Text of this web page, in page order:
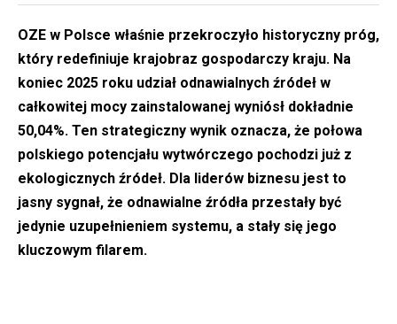
OZE w Polsce właśnie przekroczyło historyczny próg,
który redefiniuje krajobraz gospodarczy kraju. Na
koniec 2025 roku udział odnawialnych źródeł w
całkowitej mocy zainstalowanej wyniósł dokładnie
50,04%. Ten strategiczny wynik oznacza, że połowa
polskiego potencjału wytwórczego pochodzi już z
ekologicznych źródeł. Dla liderów biznesu jest to
jasny sygnał, że odnawialne źródła przestały być
jedynie uzupełnieniem systemu, a stały się jego
kluczowym filarem.